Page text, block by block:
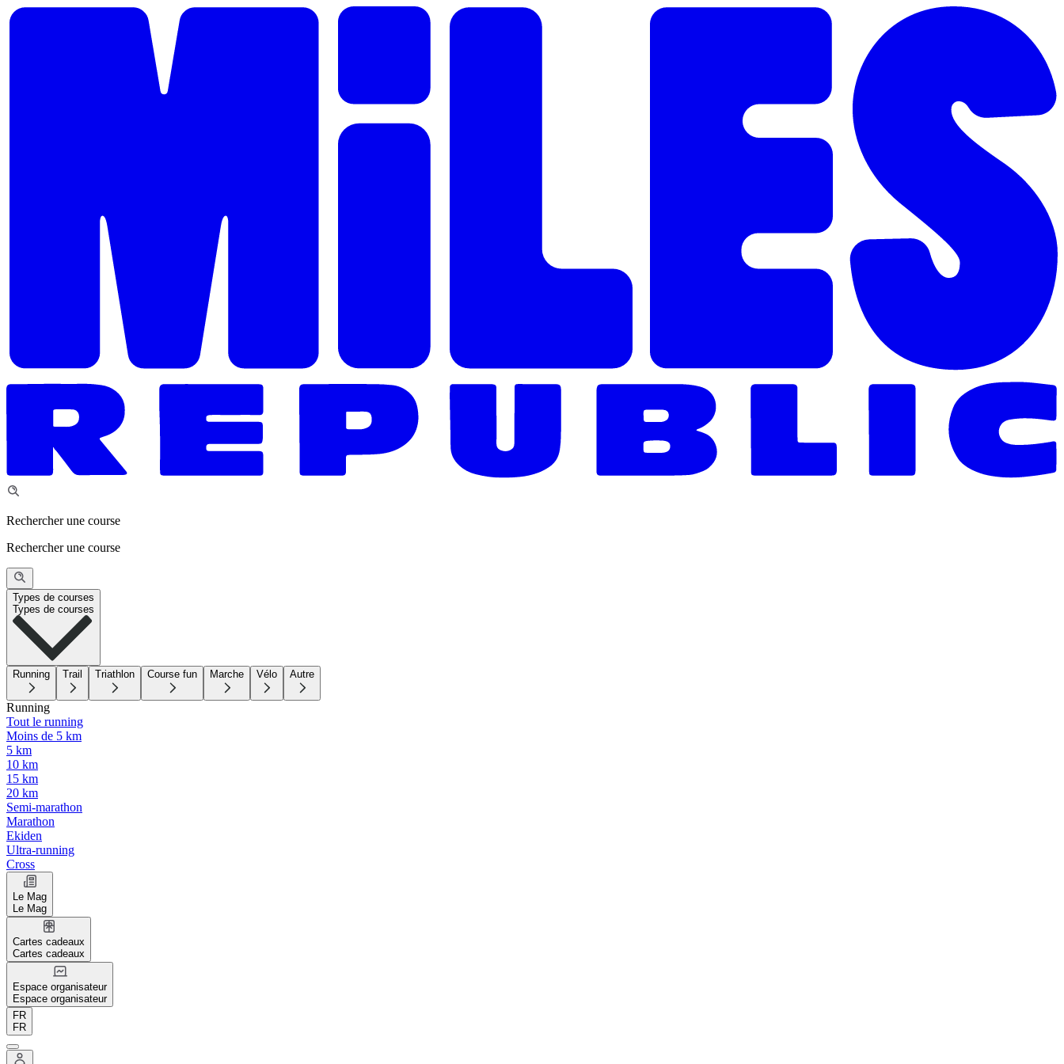
Rechercher une course
Rechercher une course
Types de courses
Types de courses
Running Trail Triathlon Course fun Marche Vélo Autre
Running
Tout le running
Moins de 5 km
5 km
10 km
15 km
20 km
Semi-marathon
Marathon
Ekiden
Ultra-running
Cross
Le Mag
Le Mag
Cartes cadeaux
Cartes cadeaux
Espace organisateur
Espace organisateur
FR
FR